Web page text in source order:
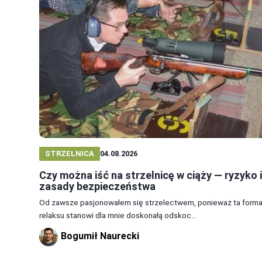
STRZELNICA 04.08.2026
Czy można iść na strzelnicę w ciąży — ryzyko i
zasady bezpieczeństwa
Od zawsze pasjonowałem się strzelectwem, ponieważ ta forma
relaksu stanowi dla mnie doskonałą odskoc...
Bogumił Naurecki